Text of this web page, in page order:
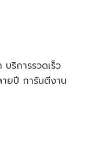
ริการรวดเร็ว
ยปี การันตีงาน